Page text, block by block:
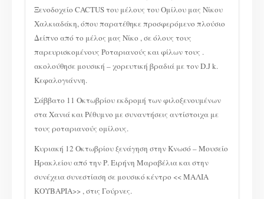
Ξενοδοχείο CACTUS του μέλους του Ομίλου μας Νίκου
Χαλκιαδάκη, όπου παρατέθηκε προσφερόμενο πλούσιο
Δείπνο από το μέλος μας Νίκο , σε όλους τους
παρευρισκομένους Ροταριανούς και φίλων τους .
ακολούθησε μουσική – χορευτική βραδιά με τον D.J k.
Κεφαλογιάννη.
Σάββατο 11 Οκτωβρίου εκδρομή των φιλοξενουμένων
στα Χανιά και Ρέθυμνο με συναντήσεις αντίστοιχα με
τους ροταριανούς ομίλους.
Κυριακή 12 Οκτωβρίου ξενάγηση στην Κνωσό – Μουσείο
Ηρακλείου από την Ρ. Ειρήνη Μαραβέλια και στην
συνέχεια συνεστίαση σε μουσικό κέντρο << ΜΑΛΙΑ
ΚΟΥΒΑΡΙΑ>> , στις Γούρνες.